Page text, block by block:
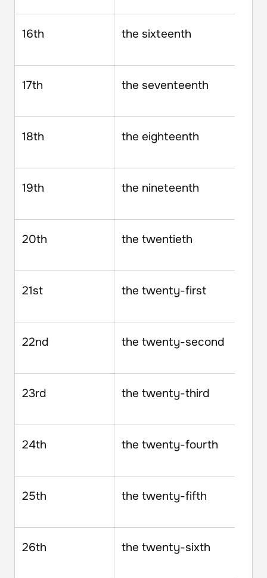
16th the sixteenth
17th the seventeenth
18th the eighteenth
19th the nineteenth
20th the twentieth
21st the twenty-first
22nd the twenty-second
23rd the twenty-third
24th the twenty-fourth
25th the twenty-fifth
26th the twenty-sixth